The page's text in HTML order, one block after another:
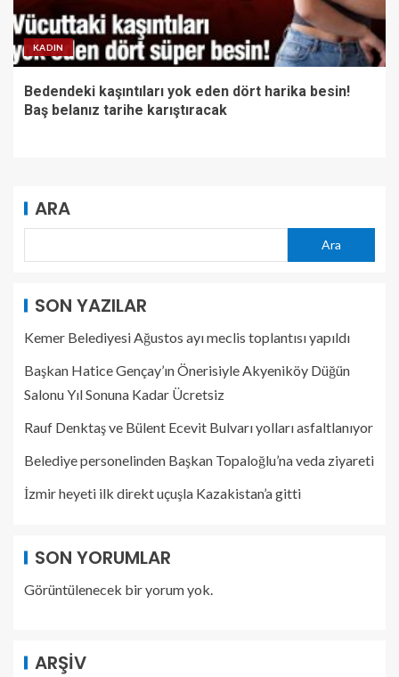
KADIN
Bedendeki kaşıntıları yok eden dört harika besin!
Baş belanız tarihe karıştıracak
ARA
Ara
SON YAZILAR
Kemer Belediyesi Ağustos ayı meclis toplantısı yapıldı
Başkan Hatice Gençay’ın Önerisiyle Akyeniköy Düğün
Salonu Yıl Sonuna Kadar Ücretsiz
Rauf Denktaş ve Bülent Ecevit Bulvarı yolları asfaltlanıyor
Belediye personelinden Başkan Topaloğlu’na veda ziyareti
İzmir heyeti ilk direkt uçuşla Kazakistan’a gitti
SON YORUMLAR
Görüntülenecek bir yorum yok.
ARŞIV